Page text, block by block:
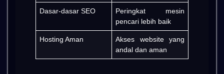
Dasar-dasar SEO
Peringkat mesin
pencari lebih baik
Hosting Aman
Akses website yang
andal dan aman